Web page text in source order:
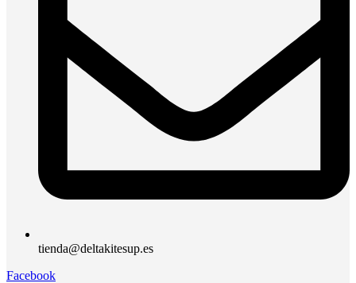
tienda@deltakitesup.es
Facebook